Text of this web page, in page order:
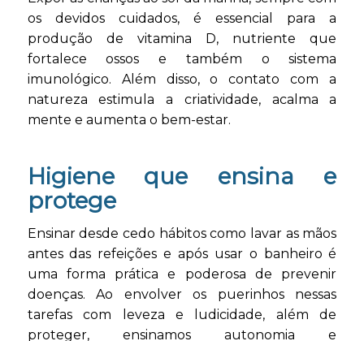
os devidos cuidados, é essencial para a
produção de vitamina D, nutriente que
fortalece ossos e também o sistema
imunológico. Além disso, o contato com a
natureza estimula a criatividade, acalma a
mente e aumenta o bem-estar.
Higiene que ensina e
protege
Ensinar desde cedo hábitos como lavar as mãos
antes das refeições e após usar o banheiro é
uma forma prática e poderosa de prevenir
doenças. Ao envolver os puerinhos nessas
tarefas com leveza e ludicidade, além de
proteger, ensinamos autonomia e